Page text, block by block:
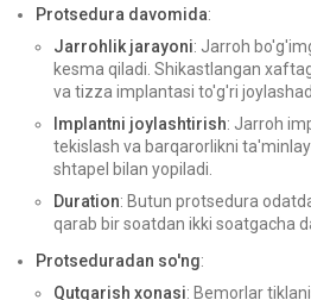
Protsedura davomida:
Jarrohlik jarayoni: Jarroh
kesma qiladi. Shikastlangan
va tizza implantasi to'g'ri
Implantni joylashtirish: Jarroh
tekislash va barqarorlikni
shtapel bilan yopiladi.
Duration: Butun protsedura
qarab bir soatdan ikki soatgacha
Protseduradan so'ng:
Qutqarish xonasi: Bemorlar